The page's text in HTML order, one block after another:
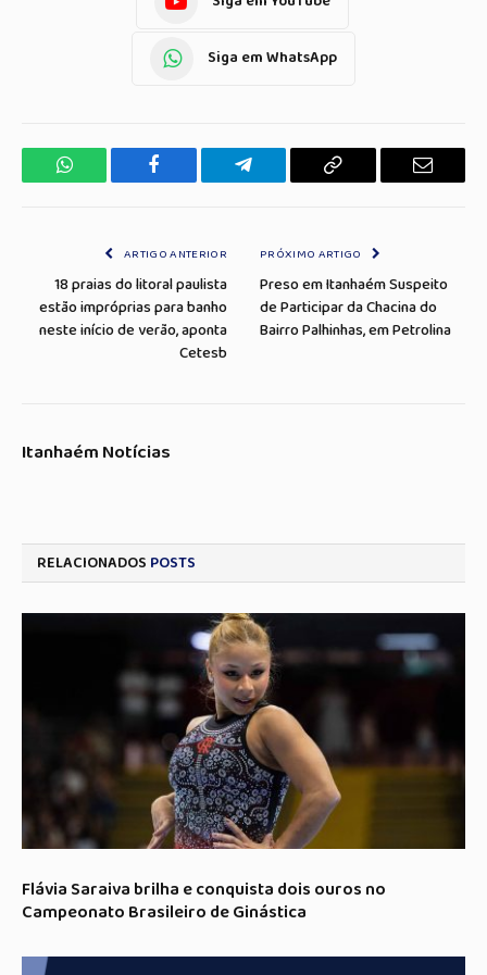
Siga em WhatsApp
WhatsApp Facebook Telegrama Copiar
E-
ARTIGO ANTERIOR
18 praias do litoral paulista
estão impróprias para banho
neste início de verão, aponta
Cetesb
PRÓXIMO ARTIGO
Preso em Itanhaém Suspeito
de Participar da Chacina do
Bairro Palhinhas, em Petrolina
Itanhaém Notícias
RELACIONADOS POSTS
Flávia Saraiva brilha e conquista dois ouros no
Campeonato Brasileiro de Ginástica